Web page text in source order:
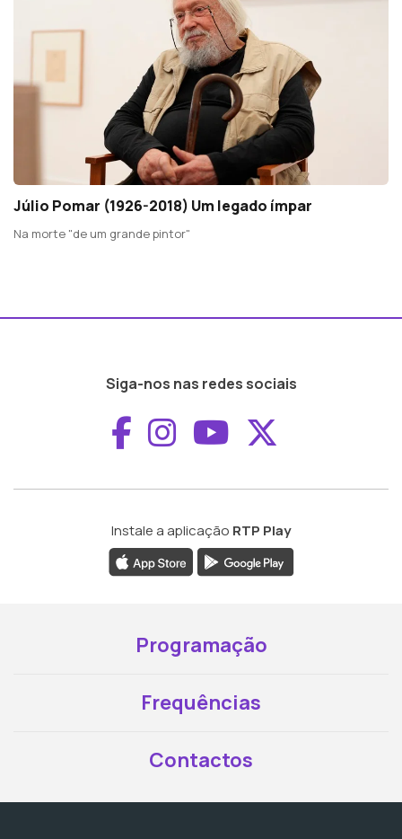
Júlio Pomar (1926-2018) Um legado ímpar
Na morte "de um grande pintor"
Siga-nos nas redes sociais
Aceder ao
Aceder ao
Aceder ao
Instale a aplicação RTP Play
Programação
Frequências
Contactos